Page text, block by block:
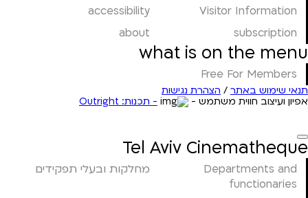
Visitor Information
accessibility
subscription
about
what is on the menu
Free For Members
תנאי שימוש באתר / הצהרת נגישות
אפיון ועיצוב חווית משתמש -
- תכנות: Outright
Tel Aviv Cinematheque
Departments and
functionaries
מחלקות ובעלי תפקידים